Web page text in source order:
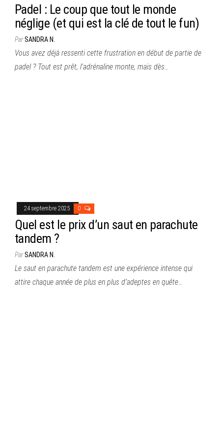
Padel : Le coup que tout le monde
néglige (et qui est la clé de tout le fun)
ParSANDRA N.
Vous avez déjà ressenti cette frustration en début de partie de
padel ? Tout est prêt, l’adrénaline monte, mais dès…
24 septembre 2025 0
Quel est le prix d’un saut en parachute
tandem ?
ParSANDRA N.
Le saut en parachute tandem est une expérience intense qui
attire chaque année de plus en plus d’adeptes en quête…